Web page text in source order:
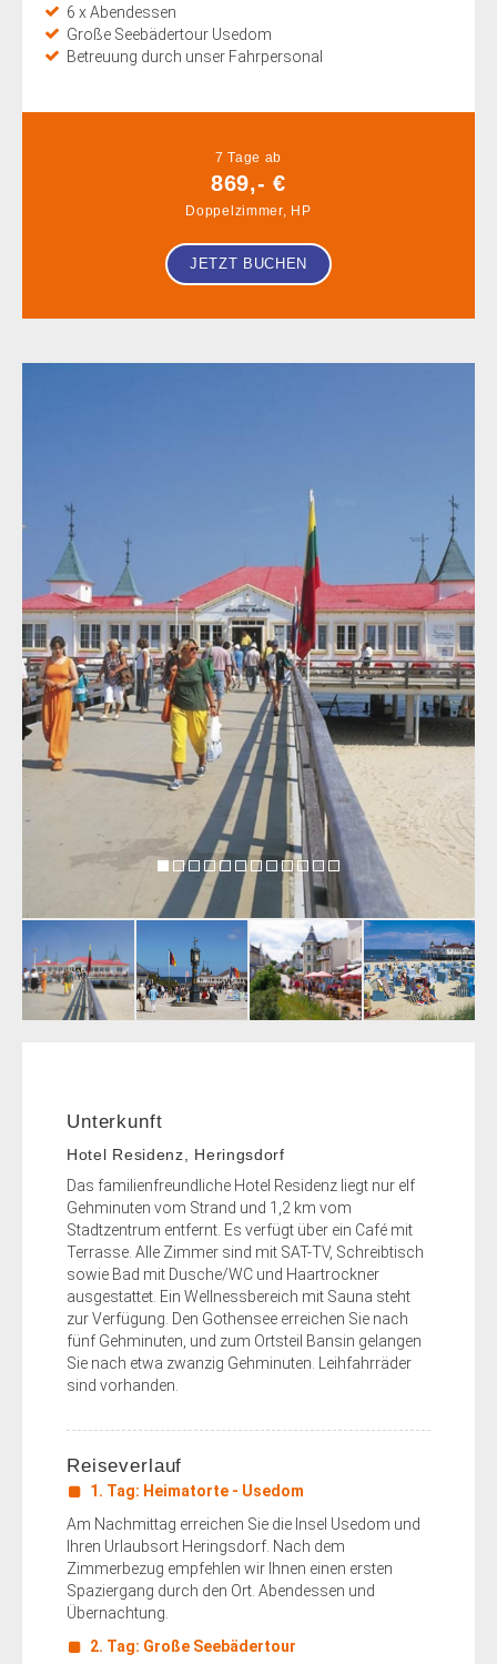
6 x Abendessen
Große Seebädertour Usedom
Betreuung durch unser Fahrpersonal
7 Tage ab
869,- €
Doppelzimmer, HP
JETZT BUCHEN
Unterkunft
Hotel Residenz, Heringsdorf
Das familienfreundliche Hotel Residenz liegt nur elf
Gehminuten vom Strand und 1,2 km vom
Stadtzentrum entfernt. Es verfügt über ein Café mit
Terrasse. Alle Zimmer sind mit SAT-TV, Schreibtisch
sowie Bad mit Dusche/WC und Haartrockner
ausgestattet. Ein Wellnessbereich mit Sauna steht
zur Verfügung. Den Gothensee erreichen Sie nach
fünf Gehminuten, und zum Ortsteil Bansin gelangen
Sie nach etwa zwanzig Gehminuten. Leihfahrräder
sind vorhanden.
Reiseverlauf
1. Tag: Heimatorte - Usedom
Am Nachmittag erreichen Sie die Insel Usedom und
Ihren Urlaubsort Heringsdorf. Nach dem
Zimmerbezug empfehlen wir Ihnen einen ersten
Spaziergang durch den Ort. Abendessen und
Übernachtung.
2. Tag: Große Seebädertour